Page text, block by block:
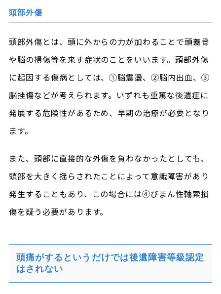
頭部外傷
頭部外傷とは、頭に外からの力が加わることで頭蓋骨
や脳の損傷等を来す症状のことをいいます。頭部外傷
に起因する傷病としては、①脳震盪、②脳内出血、③
脳挫傷などが考えられます。いずれも重篤な後遺症に
発展する危険性があるため、早期の治療が必要となり
ます。
また、頭部に直接的な外傷を負わなかったとしても、
頭部を大きく揺らされたことによって意識障害があり
発生することもあり、この場合には④びまん性軸索損
傷を疑う必要があります。
頭痛がするというだけでは後遺障害等級認定
はされない